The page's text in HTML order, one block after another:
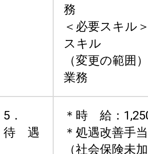
務
＜必要スキル
スキル
（変更の範囲
業務
5．
待 遇
＊時 給：
＊処遇改善手
（社会保険未